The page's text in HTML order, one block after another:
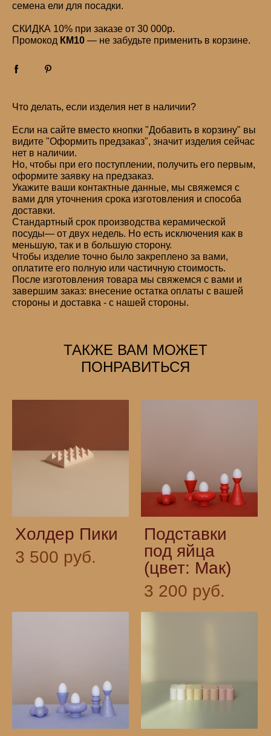
семена ели для посадки.
СКИДКА 10% при заказе от 30 000р.
Промокод КМ10 — не забудьте применить в корзине.
Что делать, если изделия нет в наличии?
Если на сайте вместо кнопки "Добавить в корзину" вы
видите "Оформить предзаказ", значит изделия сейчас
нет в наличии.
Но, чтобы при его поступлении, получить его первым,
оформите заявку на предзаказ.
Укажите ваши контактные данные, мы свяжемся с
вами для уточнения срока изготовления и способа
доставки.
Стандартный срок производства керамической
посуды— от двух недель. Но есть исключения как в
меньшую, так и в большую сторону.
Чтобы изделие точно было закреплено за вами,
оплатите его полную или частичную стоимость.
После изготовления товара мы свяжемся с вами и
завершим заказ: внесение остатка оплаты с вашей
стороны и доставка - с нашей стороны.
ТАКЖЕ ВАМ МОЖЕТ
ПОНРАВИТЬСЯ
Холдер Пики
3 500 pуб.
Подставки
под яйца
(цвет: Мак)
3 200 pуб.